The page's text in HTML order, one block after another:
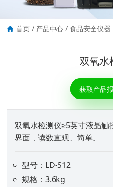
首页 / 产品中心 / 食品安全仪器
双氧水
获取产品
双氧水检测仪≥5英寸液晶
界面，读数直观、简单。
型号：LD-S12
规格：3.6kg